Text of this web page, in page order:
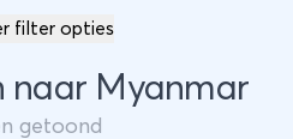
filter opties
naar Myanmar
getoond